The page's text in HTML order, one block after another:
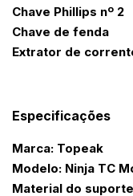
Chave Phillips nº 2
Chave de fenda
Extrator de
Especificações
Marca: Topeak
Modelo: Ninja TC
Material do